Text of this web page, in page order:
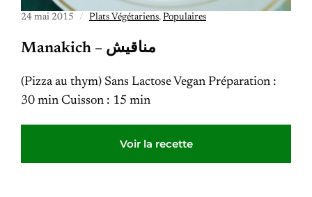
24 mai 2015 Plats Végétariens, Populaires
Manakich – مناقيش
(Pizza au thym) Sans Lactose Vegan Préparation :
30 min Cuisson : 15 min
Voir la recette